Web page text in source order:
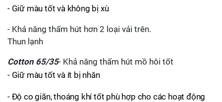
- Giữ màu tốt và không bị xù
- Khả năng thấm hút hơn 2 loại vải trên.
Thun lạnh
Cotton 65/35- Khả năng thấm hút mồ hôi tốt
- Giữ màu tốt và ít bị nhăn
- Độ co giãn, thoáng khí tốt phù hợp cho các hoạt động